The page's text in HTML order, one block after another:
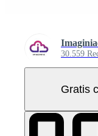
30.559
Gratis